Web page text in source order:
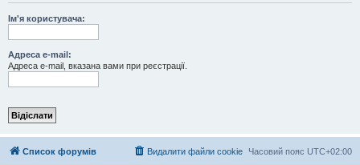
Ім'я користувача:
Адреса e-mail:
Адреса e-mail, вказана вами при реєстрації.
Список форумів Часовий пояс UTC+02:00
Видалити файли cookie